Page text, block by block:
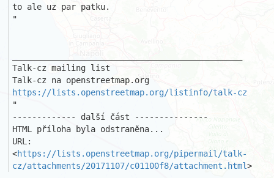
to ale uz par patku.
"
Talk-cz mailing list
https://lists.openstreetmap.org/listinfo/talk-cz
"
------------- další část ---------------
HTML příloha byla odstraněna...
URL:
<https://lists.openstreetmap.org/pipermail/talk-
cz/attachments/20171107/c01100f8/attachment.html>